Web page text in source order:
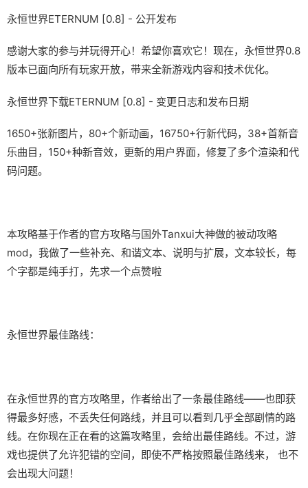
永恒世界ETERNUM [0.8] - 公开发布
感谢大家的参与并玩得开心！希望你喜欢它！现在，永恒世界0.8
版本已面向所有玩家开放，带来全新游戏内容和技术优化。
永恒世界下载ETERNUM [0.8] - 变更日志和发布日期
1650+张新图片，80+个新动画，16750+行新代码，38+首新音
乐曲目，150+种新音效，更新的用户界面，修复了多个渲染和代
码问题。
本攻略基于作者的官方攻略与国外Tanxui大神做的被动攻略
mod，我做了一些补充、和谐文本、说明与扩展，文本较长，每
个字都是纯手打，先求一个点赞啦
永恒世界最佳路线：
在永恒世界的官方攻略里，作者给出了一条最佳路线——也即获
得最多好感，不丢失任何路线，并且可以看到几乎全部剧情的路
线。在你现在正在看的这篇攻略里，会给出最佳路线。不过，游
戏也提供了允许犯错的空间，即使不严格按照最佳路线来， 也不
会出现大问题！